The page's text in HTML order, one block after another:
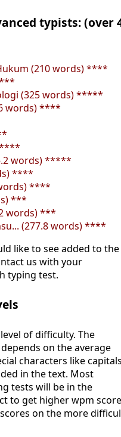
typists: (over
(210 words) ****
(325 words) *****
words) ****
****
words) *****
****
****
***
words) ***
(277.8 words) ****
like to see added to the
us with your
typing test.
of difficulty. The
on the average
characters like
in the text. Most
tests will be in the
to get higher wpm
on the more